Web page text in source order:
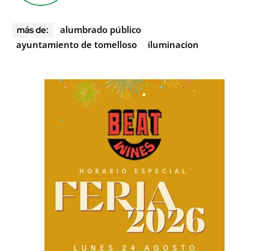
más de:
alumbrado público
ayuntamiento de tomelloso
iluminacion